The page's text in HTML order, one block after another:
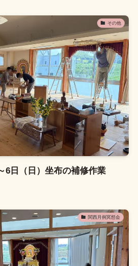
その他
6日（日）坐布の補修作業
関西月例冥想会